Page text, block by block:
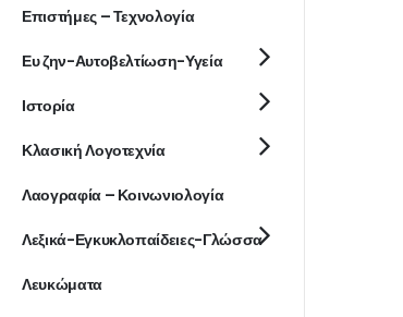
Επιστήμες – Τεχνολογία
Ευ ζην-Αυτοβελτίωση-Υγεία
Ιστορία
Κλασική Λογοτεχνία
Λαογραφία – Κοινωνιολογία
Λεξικά-Εγκυκλοπαίδειες-Γλώσσα
Λευκώματα